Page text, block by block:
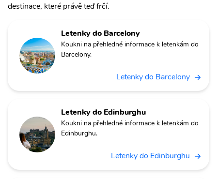
destinace, které právě teď frčí.
Letenky do Barcelony
Koukni na přehledné informace k letenkám do
Barcelony.
Letenky do Barcelony
Letenky do Edinburghu
Koukni na přehledné informace k letenkám do
Edinburghu.
Letenky do Edinburghu